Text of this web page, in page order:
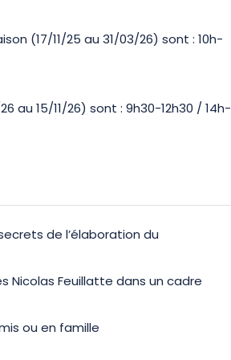
(17/11/25 au 31/03/26) sont : 10h-
au 15/11/26) sont : 9h30-12h30 / 14h-
de l’élaboration du
Nicolas Feuillatte dans un cadre
ou en famille